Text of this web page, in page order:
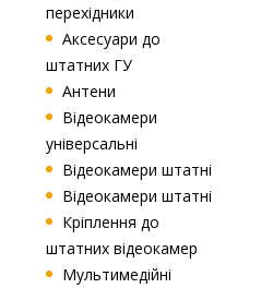
перехідники
Аксесуари до
штатних ГУ
Антени
Відеокамери
універсальні
Відеокамери штатні
Відеокамери штатні
Кріплення до
штатних відеокамер
Мультимедійні